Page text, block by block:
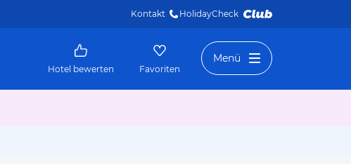
Kontakt HolidayCheck
Hotel bewerten Favoriten
Menü